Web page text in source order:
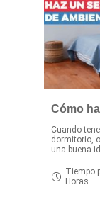
Cómo
Cuando
dormitorio,
una buena
Tiempo
Horas